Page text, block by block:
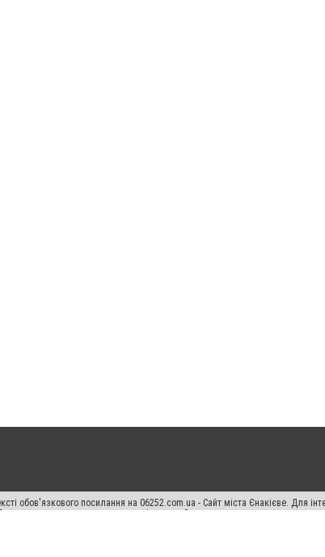
обов'язкового посилання на 06252.com.ua - Сайт міста Єнакієве. Для
виняткових прав переслідується Законом.